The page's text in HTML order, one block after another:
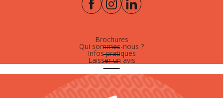
Brochures
Qui sommes-nous ?
Infos pratiques
Laisser un avis